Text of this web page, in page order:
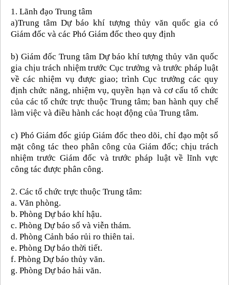
1. Lãnh đạo Trung tâm
a)Trung tâm Dự báo khí tượng thủy văn quốc gia có
Giám đốc và các Phó Giám đốc theo quy định
b) Giám đốc Trung tâm Dự báo khí tượng thủy văn quốc
gia chịu trách nhiệm trước Cục trưởng và trước pháp luật
về các nhiệm vụ được giao; trình Cục trưởng các quy
định chức năng, nhiệm vụ, quyền hạn và cơ cấu tổ chức
của các tổ chức trực thuộc Trung tâm; ban hành quy chế
làm việc và điều hành các hoạt động của Trung tâm.
c) Phó Giám đốc giúp Giám đốc theo dõi, chỉ đạo một số
mặt công tác theo phân công của Giám đốc; chịu trách
nhiệm trước Giám đốc và trước pháp luật về lĩnh vực
công tác được phân công.
2. Các tổ chức trực thuộc Trung tâm:
a. Văn phòng.
b. Phòng Dự báo khí hậu.
c. Phòng Dự báo số và viễn thám.
d. Phòng Cảnh báo rủi ro thiên tai.
e. Phòng Dự báo thời tiết.
f. Phòng Dự báo thủy văn.
g. Phòng Dự báo hải văn.